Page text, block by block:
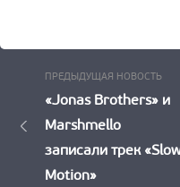
Навигация
записям
ПРЕДЫДУЩАЯ НОВОСТЬ
«Jonas Brothers» и
Marshmello
записали трек
Motion»